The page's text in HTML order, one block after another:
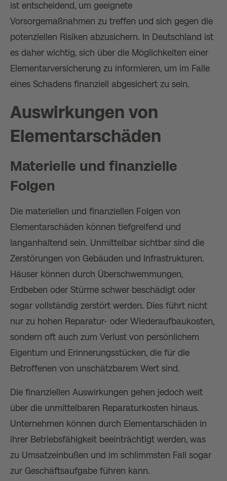
ist entscheidend, um geeignete
Vorsorgemaßnahmen zu treffen und sich gegen die
potenziellen Risiken abzusichern. In Deutschland ist
es daher wichtig, sich über die Möglichkeiten einer
Elementarversicherung zu informieren, um im Falle
eines Schadens finanziell abgesichert zu sein.
Auswirkungen von
Elementarschäden
Materielle und finanzielle
Folgen
Die materiellen und finanziellen Folgen von
Elementarschäden können tiefgreifend und
langanhaltend sein. Unmittelbar sichtbar sind die
Zerstörungen von Gebäuden und Infrastrukturen.
Häuser können durch Überschwemmungen,
Erdbeben oder Stürme schwer beschädigt oder
sogar vollständig zerstört werden. Dies führt nicht
nur zu hohen Reparatur- oder Wiederaufbaukosten,
sondern oft auch zum Verlust von persönlichem
Eigentum und Erinnerungsstücken, die für die
Betroffenen von unschätzbarem Wert sind.
Die finanziellen Auswirkungen gehen jedoch weit
über die unmittelbaren Reparaturkosten hinaus.
Unternehmen können durch Elementarschäden in
ihrer Betriebsfähigkeit beeinträchtigt werden, was
zu Umsatzeinbußen und im schlimmsten Fall sogar
zur Geschäftsaufgabe führen kann.